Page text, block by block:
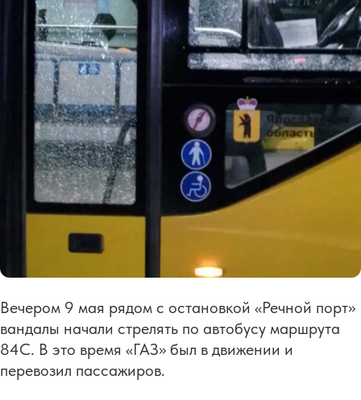
Вечером 9 мая рядом с остановкой «Речной порт»
вандалы начали стрелять по автобусу маршрута
84С. В это время «ГАЗ» был в движении и
перевозил пассажиров.